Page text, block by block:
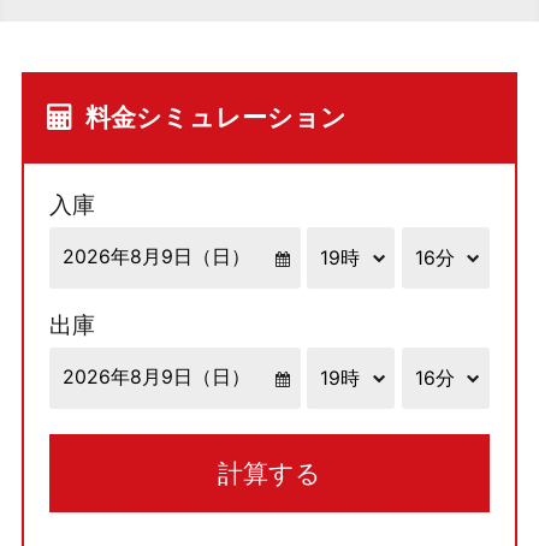
料金シミュレーション
入庫
出庫
計算する